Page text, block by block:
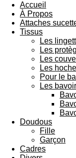
Accueil
À Propos
Attaches
Tissus
Les
Les
Les
Les
Pour le
Les
Doudous
Fille
Garçon
Cadres